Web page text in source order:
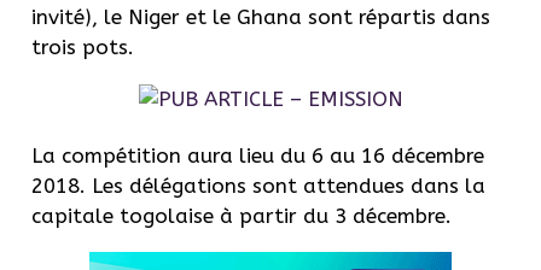
invité), le Niger et le Ghana sont répartis dans
trois pots.
La compétition aura lieu du 6 au 16 décembre
2018. Les délégations sont attendues dans la
capitale togolaise à partir du 3 décembre.